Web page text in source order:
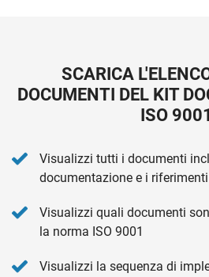
SCARICA
DOCUMENTI DEL KIT
ISO 9001
Visualizzi tutti i documenti
documentazione e i
Visualizzi quali documenti
la norma ISO 9001
Visualizzi la sequenza di